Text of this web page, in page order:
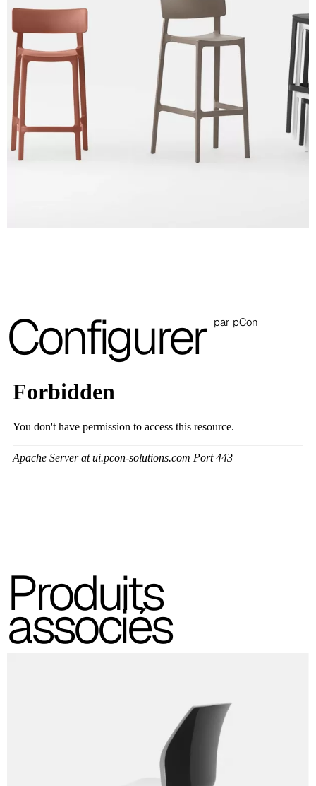
Noir
Tabouret 4 pieds haut
Tabouret 4 pieds bas
Fiche technique
Télécharger
GPP-CAM
Télécharger
New Collection 2026
Télécharger
Catalogue Community
Télécharger
Configurer par pCon
Produits
associés